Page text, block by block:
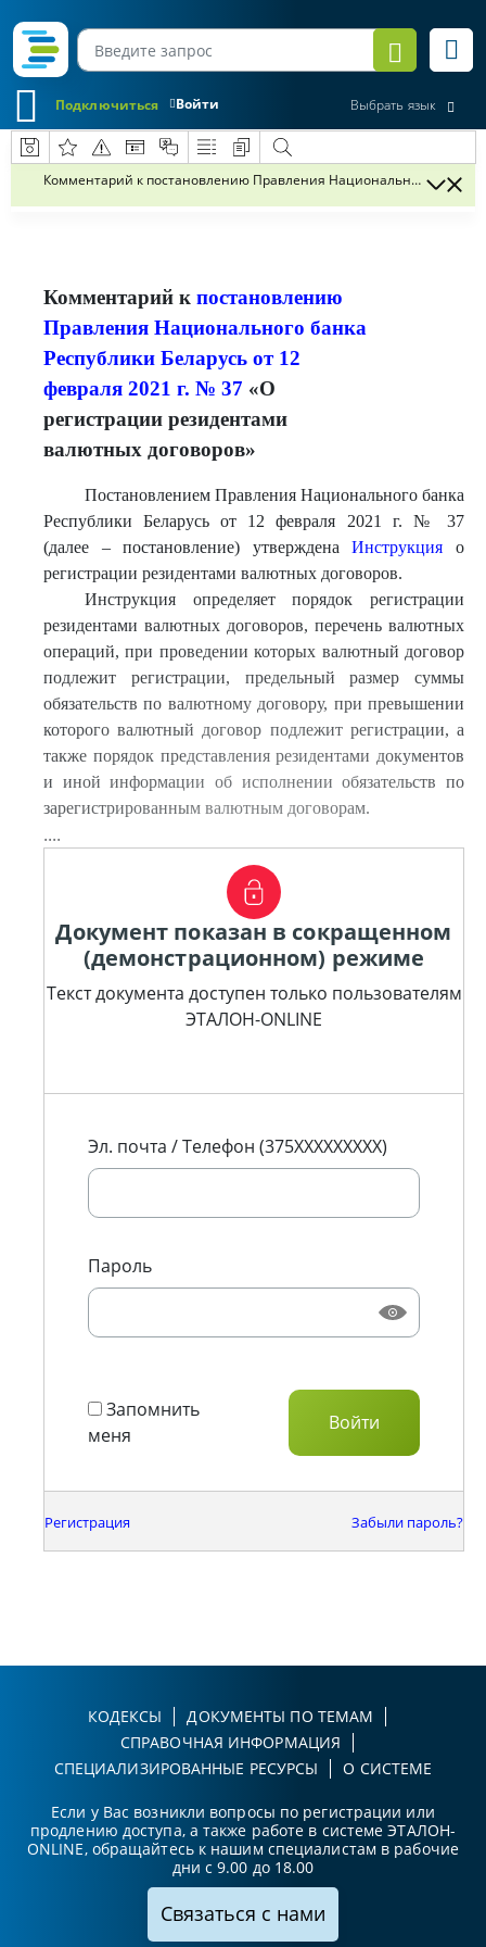
Войти
Подключиться Выбрать язык
Комментарий к постановлению Правления Национального банка
Комментарий к постановлению
Правления Национального банка
Республики Беларусь от 12
февраля 2021 г. № 37 «О
регистрации резидентами
валютных договоров»
Постановлением Правления Национального банка
Республики Беларусь от 12 февраля 2021 г. № 37
(далее – постановление) утвержденаИнструкция о
регистрации резидентами валютных договоров.
Инструкция определяет порядок регистрации
резидентами валютных договоров, перечень валютных
операций, при проведении которых валютный договор
подлежит регистрации, предельный размер суммы
обязательств по валютному договору, при превышении
которого валютный договор подлежит регистрации, а
также порядок представления резидентами документов
и иной информации об исполнении обязательств по
зарегистрированным валютным договорам.
....
Документ показан в сокращенном
(демонстрационном) режиме
Текст документа доступен только пользователям
ЭТАЛОН-ONLINE
Эл. почта / Телефон (375XXXXXXXXX)
Пароль
Запомнить
меня
Регистрация Забыли пароль?
КОДЕКСЫ
ДОКУМЕНТЫ ПО ТЕМАМ
СПРАВОЧНАЯ ИНФОРМАЦИЯ
СПЕЦИАЛИЗИРОВАННЫЕ РЕСУРСЫ
О СИСТЕМЕ
Если у Вас возникли вопросы по регистрации или
продлению доступа, а также работе в системе ЭТАЛОН-
ONLINE, обращайтесь к нашим специалистам в рабочие
дни с 9.00 до 18.00
Связаться с нами